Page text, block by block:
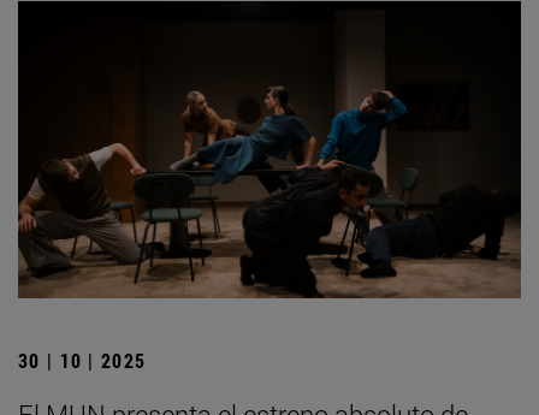
30 | 10 | 2025